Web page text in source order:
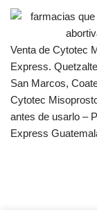
Venta de Cytotec
Express.
San Marcos,
Cytotec
antes de usarlo –
Express